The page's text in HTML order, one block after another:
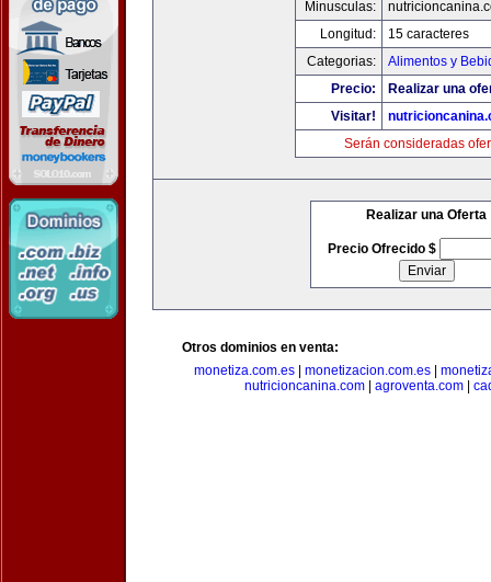
Minusculas:
Longitud:
15 caracteres
Categorias:
Alimentos y
Precio:
Realizar una
Visitar!
Serán consideradas
Realizar una Oferta
Precio Ofrecido $
Otros dominios en venta:
monetiza.com.es| monetizacion.com.es|
nutricioncanina.com| agroventa.com|